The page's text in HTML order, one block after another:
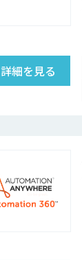
詳細を見る